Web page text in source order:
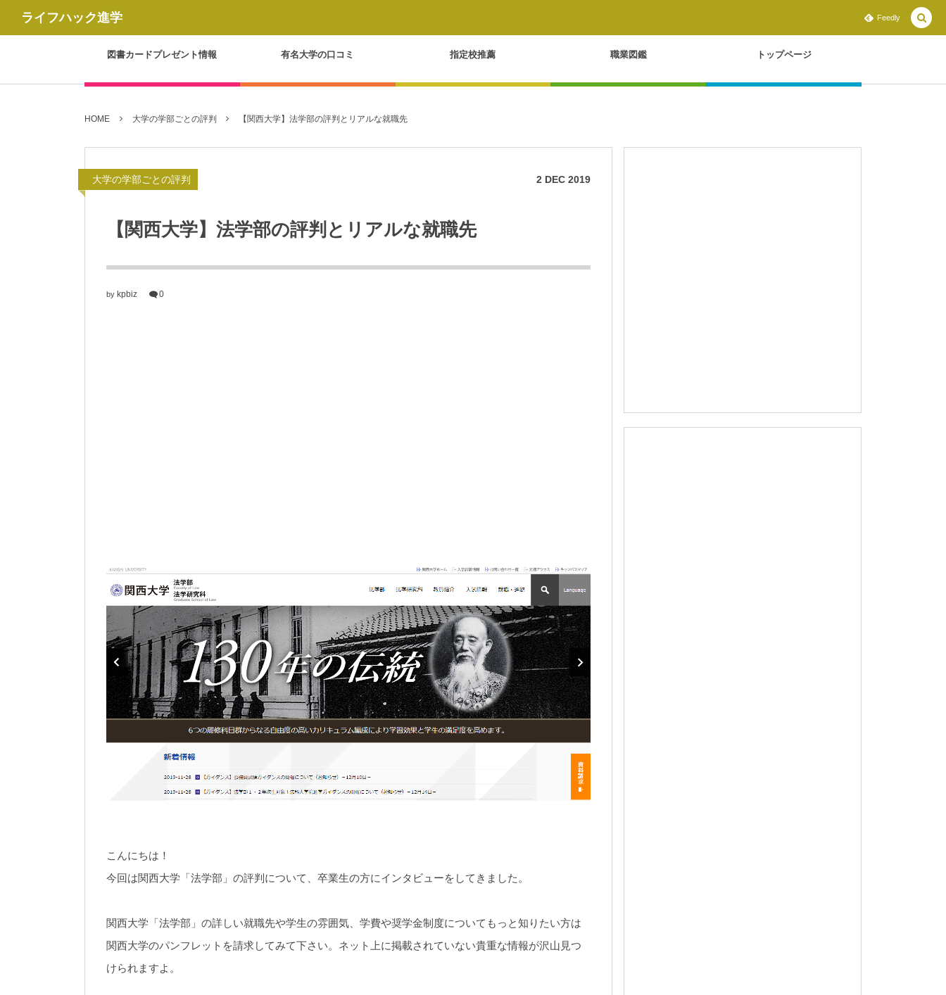
ライフハック進学 Feedly
図書カードプレゼント情報 有名大学の口コミ 指定校推薦 職業図鑑 トップページ
HOME 大学の学部ごとの評判 【関西大学】法学部の評判とリアルな就職先
大学の学部ごとの評判 2 DEC 2019
【関西大学】法学部の評判とリアルな就職先
by kpbiz 0
こんにちは！
今回は関西大学「法学部」の評判について、卒業生の方にインタビューをしてきました。
関西大学「法学部」の詳しい就職先や学生の雰囲気、学費や奨学金制度についてもっと知りたい方は
関西大学のパンフレットを請求してみて下さい。ネット上に掲載されていない貴重な情報が沢山見つ
けられますよ。